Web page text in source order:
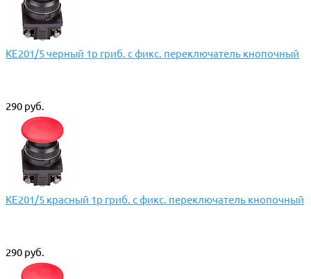
КЕ201/5 черный 1р гриб. с фикс. переключатель кнопочный
290 руб.
КЕ201/5 красный 1р гриб. с фикс. переключатель кнопочный
290 руб.